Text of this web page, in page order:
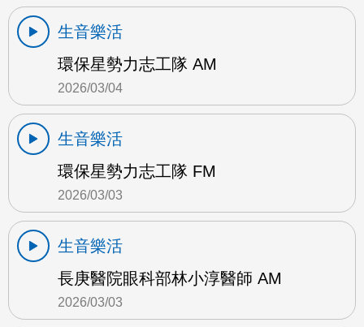
生音樂活
環保星勢力志工隊 AM
2026/03/04
生音樂活
環保星勢力志工隊 FM
2026/03/03
生音樂活
長庚醫院眼科部林小淳醫師 AM
2026/03/03